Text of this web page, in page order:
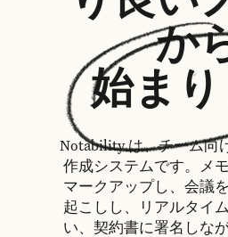
か
始ま
Notability は、チーム向
作成システムです。メ
マークアップし、会議
起こしし、リアルタイ
い、契約書に署名しな